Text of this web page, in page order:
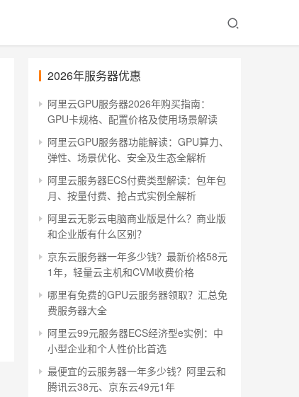
2026年服务器优惠
阿里云GPU服务器2026年购买指南：
GPU卡规格、配置价格及使用场景解读
阿里云GPU服务器功能解读：GPU算力、
弹性、场景优化、安全及生态全解析
阿里云服务器ECS付费类型解读：包年包
月、按量付费、抢占式实例全解析
阿里云无影云电脑商业版是什么？商业版
和企业版有什么区别？
京东云服务器一年多少钱？最新价格58元
1年，轻量云主机和CVM收费价格
哪里有免费的GPU云服务器领取？汇总免
费服务器大全
阿里云99元服务器ECS经济型e实例：中
小型企业和个人性价比首选
最便宜的云服务器一年多少钱？阿里云和
腾讯云38元、京东云49元1年